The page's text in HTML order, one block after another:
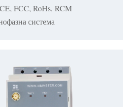
FCC, RoHs, RCM
система